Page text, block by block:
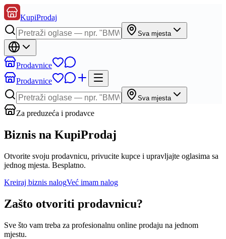
KupiProdaj
Sva mjesta
Prodavnice
Prodavnice
Sva mjesta
Za preduzeća i prodavce
Biznis na KupiProdaj
Otvorite svoju prodavnicu, privucite kupce i upravljajte oglasima sa
jednog mjesta. Besplatno.
Kreiraj biznis nalogVeć imam nalog
Zašto otvoriti prodavnicu?
Sve što vam treba za profesionalnu online prodaju na jednom
mjestu.